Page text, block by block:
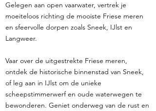
Gelegen aan open vaarwater, vertrek je
moeiteloos richting de mooiste Friese meren
en sfeervolle dorpen zoals Sneek, IJlst en
Langweer.
Vaar over de uitgestrekte Friese meren,
ontdek de historische binnenstad van Sneek,
of leg aan in IJlst om de unieke
scheepstimmerwerf en oude waterwegen te
bewonderen. Geniet onderweg van de rust en